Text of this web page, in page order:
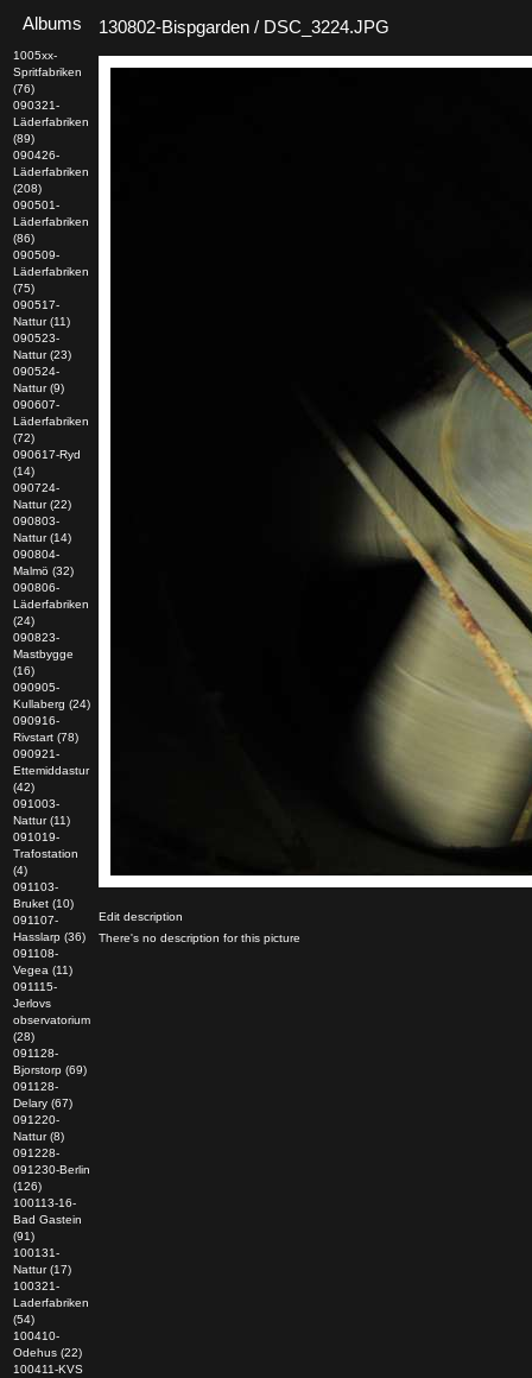
Albums
1005xx-
Spritfabriken
(76)
090321-
Läderfabriken
(89)
090426-
Läderfabriken
(208)
090501-
Läderfabriken
(86)
090509-
Läderfabriken
(75)
090517-
Nattur (11)
090523-
Nattur (23)
090524-
Nattur (9)
090607-
Läderfabriken
(72)
090617-Ryd
(14)
090724-
Nattur (22)
090803-
Nattur (14)
090804-
Malmö (32)
090806-
Läderfabriken
(24)
090823-
Mastbygge
(16)
090905-
Kullaberg (24)
090916-
Rivstart (78)
090921-
Ettemiddastur
(42)
091003-
Nattur (11)
091019-
Trafostation
(4)
091103-
Bruket (10)
091107-
Hasslarp (36)
091108-
Vegea (11)
091115-
Jerlovs
observatorium
(28)
091128-
Bjorstorp (69)
091128-
Delary (67)
091220-
Nattur (8)
091228-
091230-Berlin
(126)
100113-16-
Bad Gastein
(91)
100131-
Nattur (17)
100321-
Laderfabriken
(54)
100410-
Odehus (22)
100411-KVS
130802-Bispgarden / DSC_3224.JPG
Edit description
There's no description for this picture